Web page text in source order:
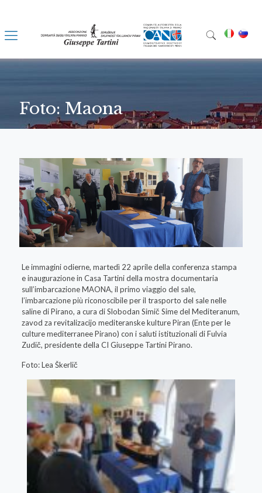
Foto: Maona
Le immagini odierne, martedì 22 aprile della conferenza stampa
e inaugurazione in Casa Tartini della mostra documentaria
sull’imbarcazione MAONA, il primo viaggio del sale,
l’imbarcazione più riconoscibile per il trasporto del sale nelle
saline di Pirano, a cura di Slobodan Simič Sime del Mediteranum,
zavod za revitalizacijo mediteranske kulture Piran (Ente per le
culture mediterranee Pirano) con i saluti istituzionali di Fulvia
Zudič, presidente della CI Giuseppe Tartini Pirano.
Foto: Lea Škerlič